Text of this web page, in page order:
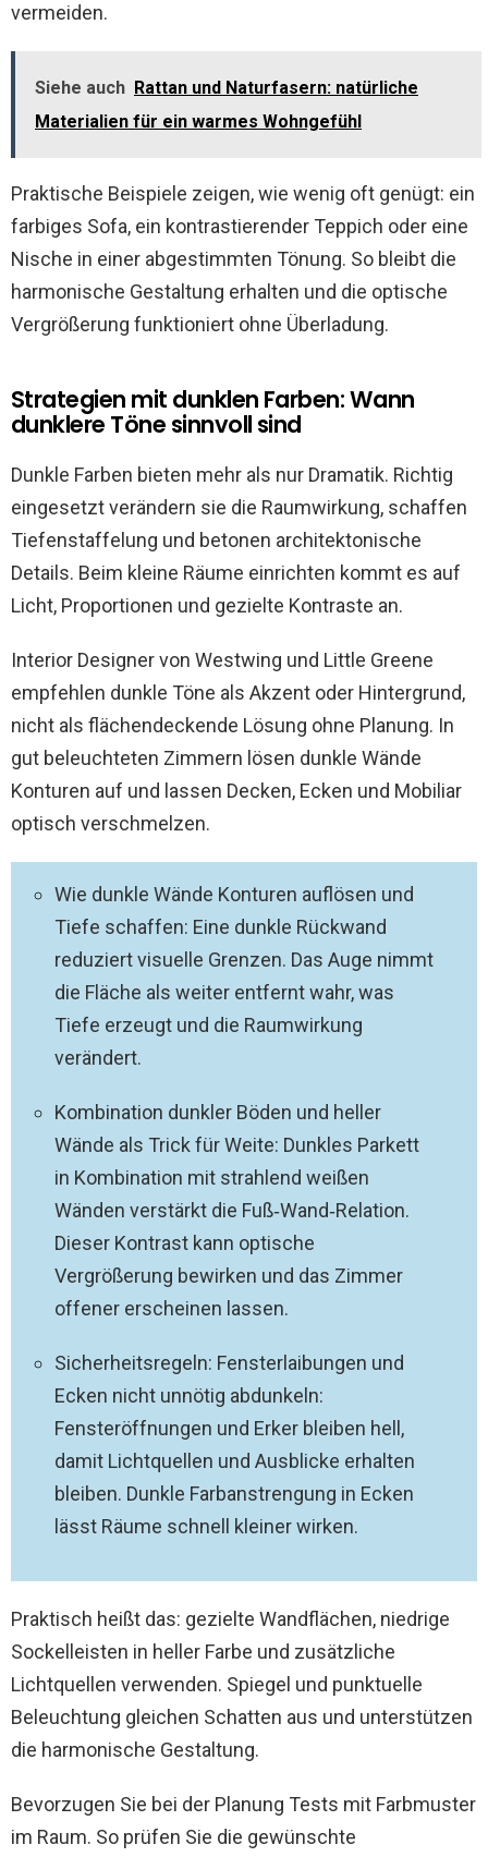
vermeiden.
Siehe auch Rattan und Naturfasern: natürliche
Materialien für ein warmes Wohngefühl
Praktische Beispiele zeigen, wie wenig oft genügt: ein
farbiges Sofa, ein kontrastierender Teppich oder eine
Nische in einer abgestimmten Tönung. So bleibt die
harmonische Gestaltung erhalten und die optische
Vergrößerung funktioniert ohne Überladung.
Strategien mit dunklen Farben: Wann
dunklere Töne sinnvoll sind
Dunkle Farben bieten mehr als nur Dramatik. Richtig
eingesetzt verändern sie die Raumwirkung, schaffen
Tiefenstaffelung und betonen architektonische
Details. Beim kleine Räume einrichten kommt es auf
Licht, Proportionen und gezielte Kontraste an.
Interior Designer von Westwing und Little Greene
empfehlen dunkle Töne als Akzent oder Hintergrund,
nicht als flächendeckende Lösung ohne Planung. In
gut beleuchteten Zimmern lösen dunkle Wände
Konturen auf und lassen Decken, Ecken und Mobiliar
optisch verschmelzen.
Wie dunkle Wände Konturen auflösen und
Tiefe schaffen: Eine dunkle Rückwand
reduziert visuelle Grenzen. Das Auge nimmt
die Fläche als weiter entfernt wahr, was
Tiefe erzeugt und die Raumwirkung
verändert.
Kombination dunkler Böden und heller
Wände als Trick für Weite: Dunkles Parkett
in Kombination mit strahlend weißen
Wänden verstärkt die Fuß‑Wand‑Relation.
Dieser Kontrast kann optische
Vergrößerung bewirken und das Zimmer
offener erscheinen lassen.
Sicherheitsregeln: Fensterlaibungen und
Ecken nicht unnötig abdunkeln:
Fensteröffnungen und Erker bleiben hell,
damit Lichtquellen und Ausblicke erhalten
bleiben. Dunkle Farbanstrengung in Ecken
lässt Räume schnell kleiner wirken.
Praktisch heißt das: gezielte Wandflächen, niedrige
Sockelleisten in heller Farbe und zusätzliche
Lichtquellen verwenden. Spiegel und punktuelle
Beleuchtung gleichen Schatten aus und unterstützen
die harmonische Gestaltung.
Bevorzugen Sie bei der Planung Tests mit Farbmuster
im Raum. So prüfen Sie die gewünschte